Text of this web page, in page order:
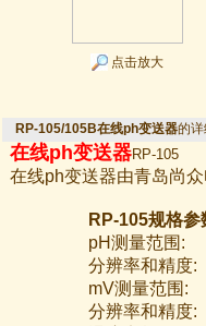
点击放大
RP-105/105B在线ph变送器的详
在线ph变送器RP-105
在线ph变送器由青岛尚
RP-105规格参
pH测量范围 :
分辨率和精度:
mV测量范围 :
分辨率和精度: